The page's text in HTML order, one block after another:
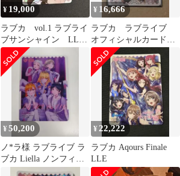
¥ 19,000
ラブカ vol.1 ラブライ
ブサンシャイン LLE
高海千歌
¥ 16,666
ラブカ ラブライブ
オフィシャルカードゲ
ーム LLE Liella 6thラ
イブ
¥50,200
ノ*ラ様 ラブライブ ラ
ブカ Liella ノンフィク
ション LLE
¥22,222
ラブカ Aqours Finale
LLE